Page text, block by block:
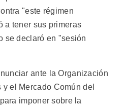
"este régimen
a tener sus primeras
se declaró en "sesión
ante la Organización
el Mercado Común del
imponer sobre la